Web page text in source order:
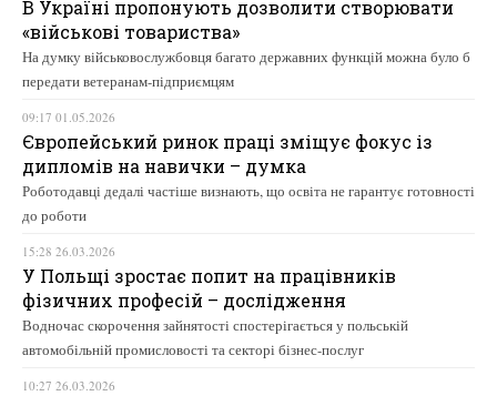
В Україні пропонують дозволити створювати
«військові товариства»
На думку військовослужбовця багато державних функцій можна було б
передати ветеранам-підприємцям
09:17 01.05.2026
Європейський ринок праці зміщує фокус із
дипломів на навички – думка
Роботодавці дедалі частіше визнають, що освіта не гарантує готовності
до роботи
15:28 26.03.2026
У Польщі зростає попит на працівників
фізичних професій – дослідження
Водночас скорочення зайнятості спостерігається у польській
автомобільній промисловості та секторі бізнес-послуг
10:27 26.03.2026